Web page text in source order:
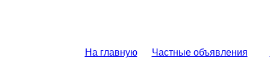
На главную Частные объявления